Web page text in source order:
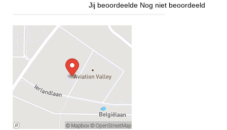
Jij beoordeelde Nog niet beoordeeld